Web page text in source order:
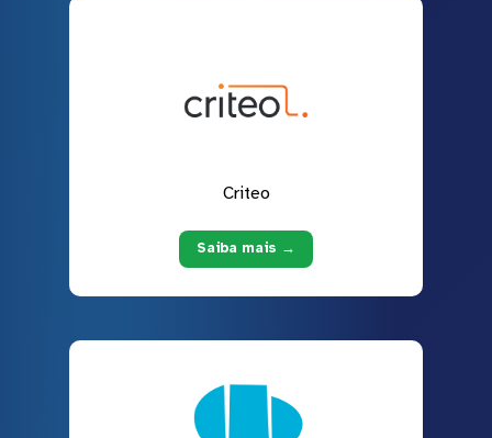
Criteo
Saiba mais →